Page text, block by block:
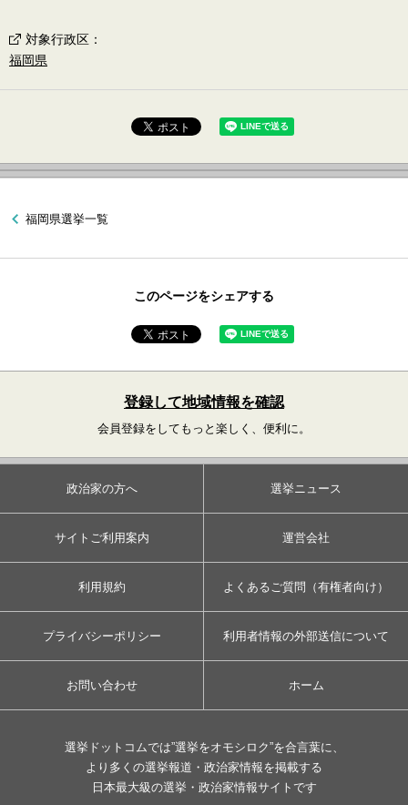
対象行政区 ：
福岡県
福岡県選挙一覧
このページをシェアする
登録して地域情報を確認
会員登録をしてもっと楽しく、便利に。
政治家の方へ 選挙ニュース
サイトご利用案内 運営会社
利用規約 よくあるご質問（有権者向け）
プライバシーポリシー 利用者情報の外部送信について
お問い合わせ ホーム
選挙ドットコムでは”選挙をオモシロク”を合言葉に、
より多くの選挙報道・政治家情報を掲載する
日本最大級の選挙・政治家情報サイトです